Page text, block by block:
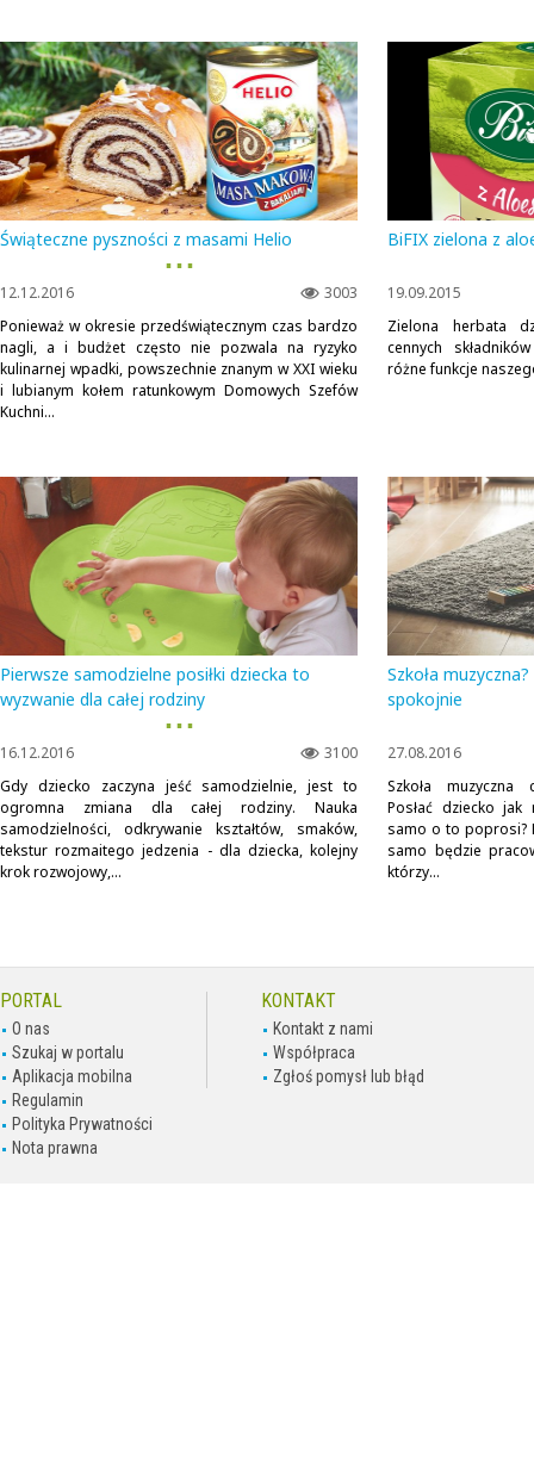
Świąteczne pyszności z masami Helio
▪ ▪ ▪
3003
12.12.2016
Ponieważ w okresie przedświątecznym czas bardzo
nagli, a i budżet często nie pozwala na ryzyko
kulinarnej wpadki, powszechnie znanym w XXI wieku
i lubianym kołem ratunkowym Domowych Szefów
Kuchni...
BiFIX zielona z
19.09.2015
Zielona herbata
cennych
różne funkcje
Pierwsze samodzielne posiłki dziecka to
wyzwanie dla całej rodziny
▪ ▪ ▪
3100
16.12.2016
Gdy dziecko zaczyna jeść samodzielnie, jest to
ogromna zmiana dla całej rodziny. Nauka
samodzielności, odkrywanie kształtów, smaków,
tekstur rozmaitego jedzenia - dla dziecka, kolejny
krok rozwojowy,...
Szkoła
spokojnie
27.08.2016
Szkoła muzyczna
Posłać dziecko jak
samo o to poprosi?
samo będzie
którzy...
PORTAL
O nas
Szukaj w portalu
Aplikacja mobilna
Regulamin
Polityka Prywatności
Nota prawna
KONTAKT
Kontakt z nami
Współpraca
Zgłoś pomysł lub błąd